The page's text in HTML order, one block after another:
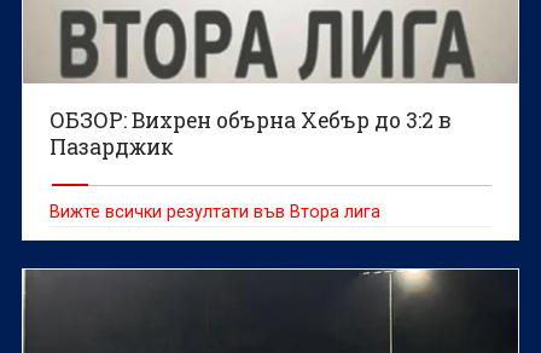
ОБЗОР: Вихрен обърна Хебър до 3:2 в
Пазарджик
Вижте всички резултати във Втора лига